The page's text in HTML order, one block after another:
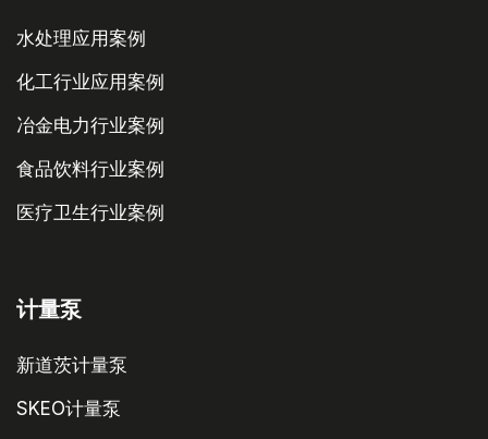
水处理应用案例
化工行业应用案例
冶金电力行业案例
食品饮料行业案例
医疗卫生行业案例
计量泵
新道茨计量泵
SKEO计量泵